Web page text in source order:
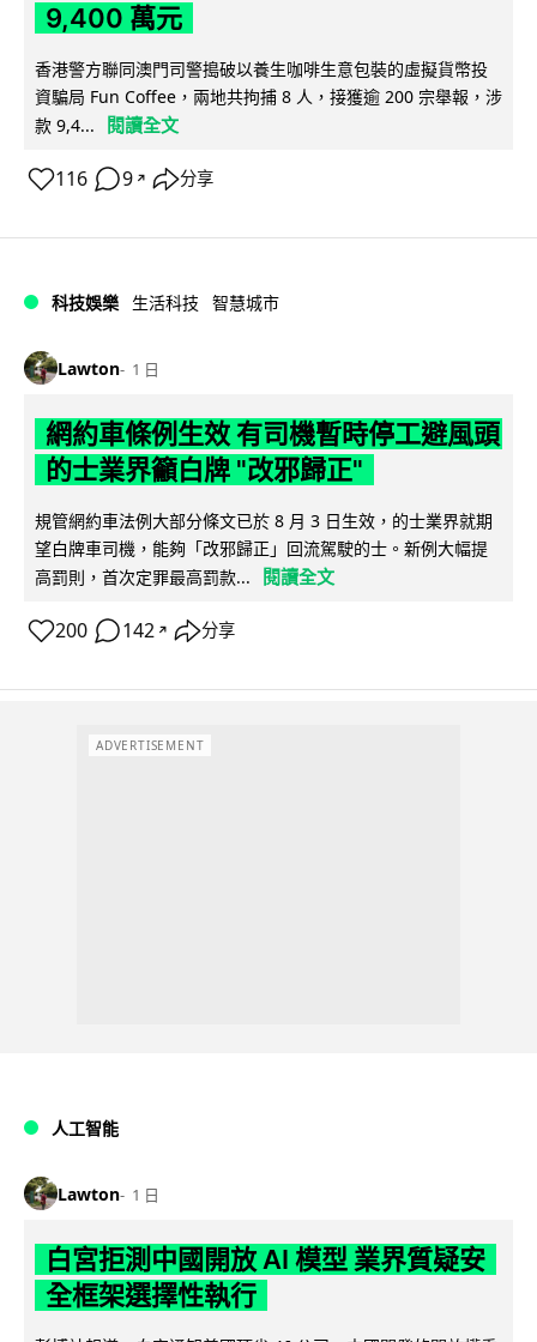
9,400 萬元
香港警方聯同澳門司警搗破以養生咖啡生意包裝的虛擬貨幣投
資騙局 Fun Coffee，兩地共拘捕 8 人，接獲逾 200 宗舉報，涉
款 9,4...
閱讀全文
116 9 ↗ 分享
科技娛樂 生活科技 智慧城市
Lawton 1 日
網約車條例生效 有司機暫時停工避風頭
的士業界籲白牌 "改邪歸正"
規管網約車法例大部分條文已於 8 月 3 日生效，的士業界就期
望白牌車司機，能夠「改邪歸正」回流駕駛的士。新例大幅提
高罰則，首次定罪最高罰款...
閱讀全文
200 142 ↗ 分享
ADVERTISEMENT
人工智能
Lawton 1 日
白宮拒測中國開放 AI 模型 業界質疑安
全框架選擇性執行